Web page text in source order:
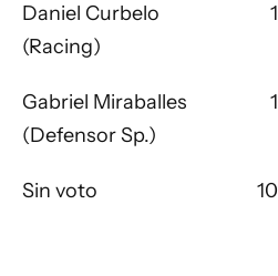
Daniel Curbelo
(Racing)
1
Gabriel Miraballes
(Defensor Sp.)
1
Sin voto 10